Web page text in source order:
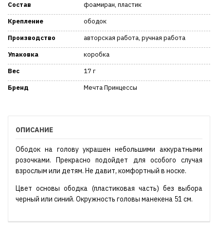
Состав
фоамиран, пластик
Крепление
ободок
Производство
авторская работа, ручная работа
Упаковка
коробка
Вес
17 г
Бренд
Мечта Принцессы
ОПИСАНИЕ
Ободок на голову украшен небольшими аккуратными
розочками. Прекрасно подойдет для особого случая
взрослым или детям. Не давит, комфортный в носке.
Цвет основы ободка (пластиковая часть) без выбора
черный или синий. Окружность головы манекена 51 см.